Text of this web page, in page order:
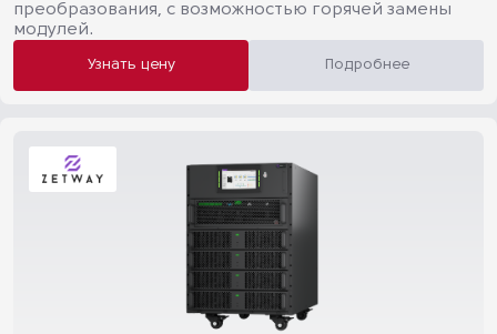
преобразования, с возможностью горячей замены
модулей.
Узнать цену Подробнее